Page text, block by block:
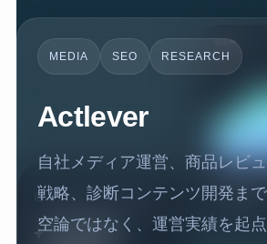
Traffic /
Contents
Owned Media Growth
+ Strategic
MEDIA SEO RESEARCH
Actlever
自社メディア運営、商品レビ
戦略、診断コンテンツ開発ま
空論ではなく、運営実績を起